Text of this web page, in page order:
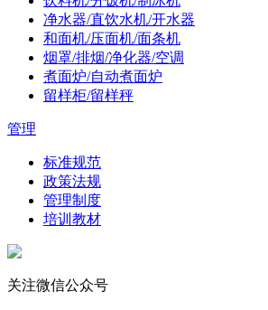
净水器/直饮水机/开水器
和面机/压面机/面条机
烟罩/排烟/净化器/空调
煮面炉/自动煮面炉
留样柜/留样秤
管理
标准规范
政策法规
管理制度
培训教材
关注微信公众号